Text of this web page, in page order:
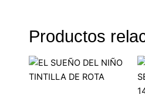
Productos